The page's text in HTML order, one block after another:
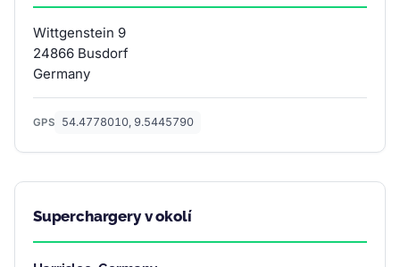
Wittgenstein 9
24866 Busdorf
Germany
GPS 54.4778010, 9.5445790
Superchargery v okolí